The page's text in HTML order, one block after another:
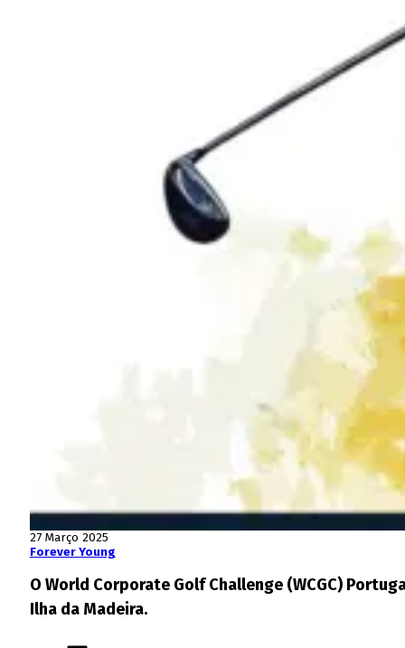
27 Março 2025
Forever Young
O World Corporate Golf Challenge (WCGC)
Ilha da Madeira.